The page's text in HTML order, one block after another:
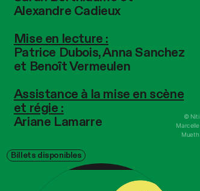
Alexandre Cadieux
Mise en lecture :
Patrice Dubois, Anna Sanchez
et Benoît Vermeulen
Assistance à la mise en scène
et régie :
Ariane Lamarre
Billets disponibles
© Niti
Marcelle
Mueth